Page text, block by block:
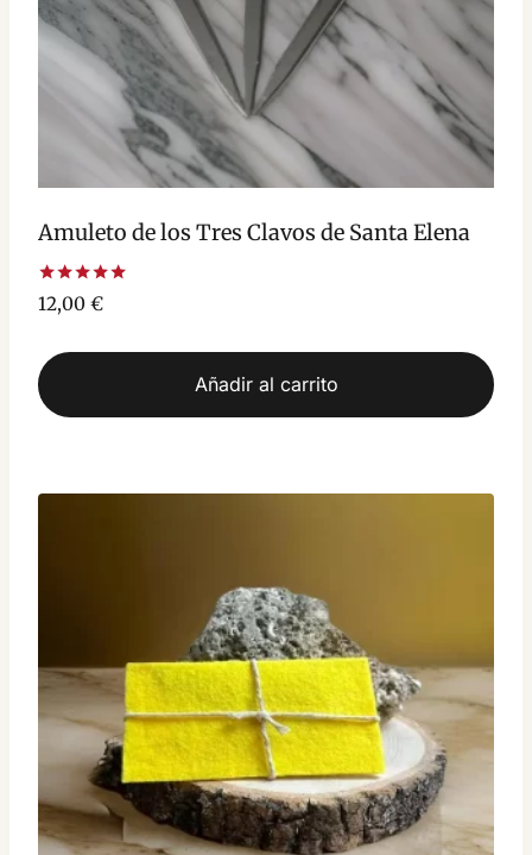
Amuleto de los Tres Clavos de Santa Elena
Valorado
con
de 5
12,00 €
Añadir al carrito